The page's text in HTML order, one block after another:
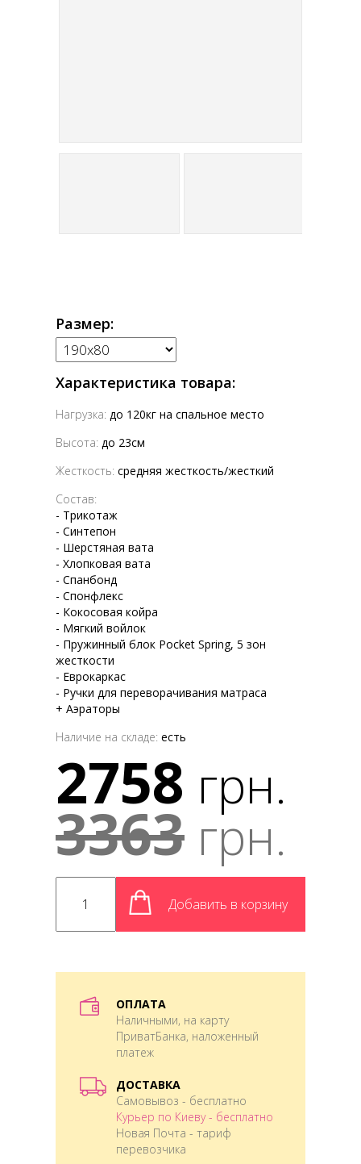
Размер:
Характеристика товара:
Нагрузка: до 120кг на спальное место
Высота: до 23см
Жесткость: средняя жесткость/жесткий
Состав:
- Трикотаж
- Синтепон
- Шерстяная вата
- Хлопковая вата
- Спанбонд
- Спонфлекс
- Кокосовая койра
- Мягкий войлок
- Пружинный блок Pocket Spring, 5 зон
жесткости
- Еврокаркас
- Ручки для переворачивания матраса
+ Аэраторы
Наличие на складе: есть
2758 грн.
3363 грн.
Добавить в корзину
ОПЛАТА
Наличными, на карту
ПриватБанка, наложенный
платеж
ДОСТАВКА
Самовывоз - бесплатно
Курьер по Киеву - бесплатно
Новая Почта - тариф
перевозчика